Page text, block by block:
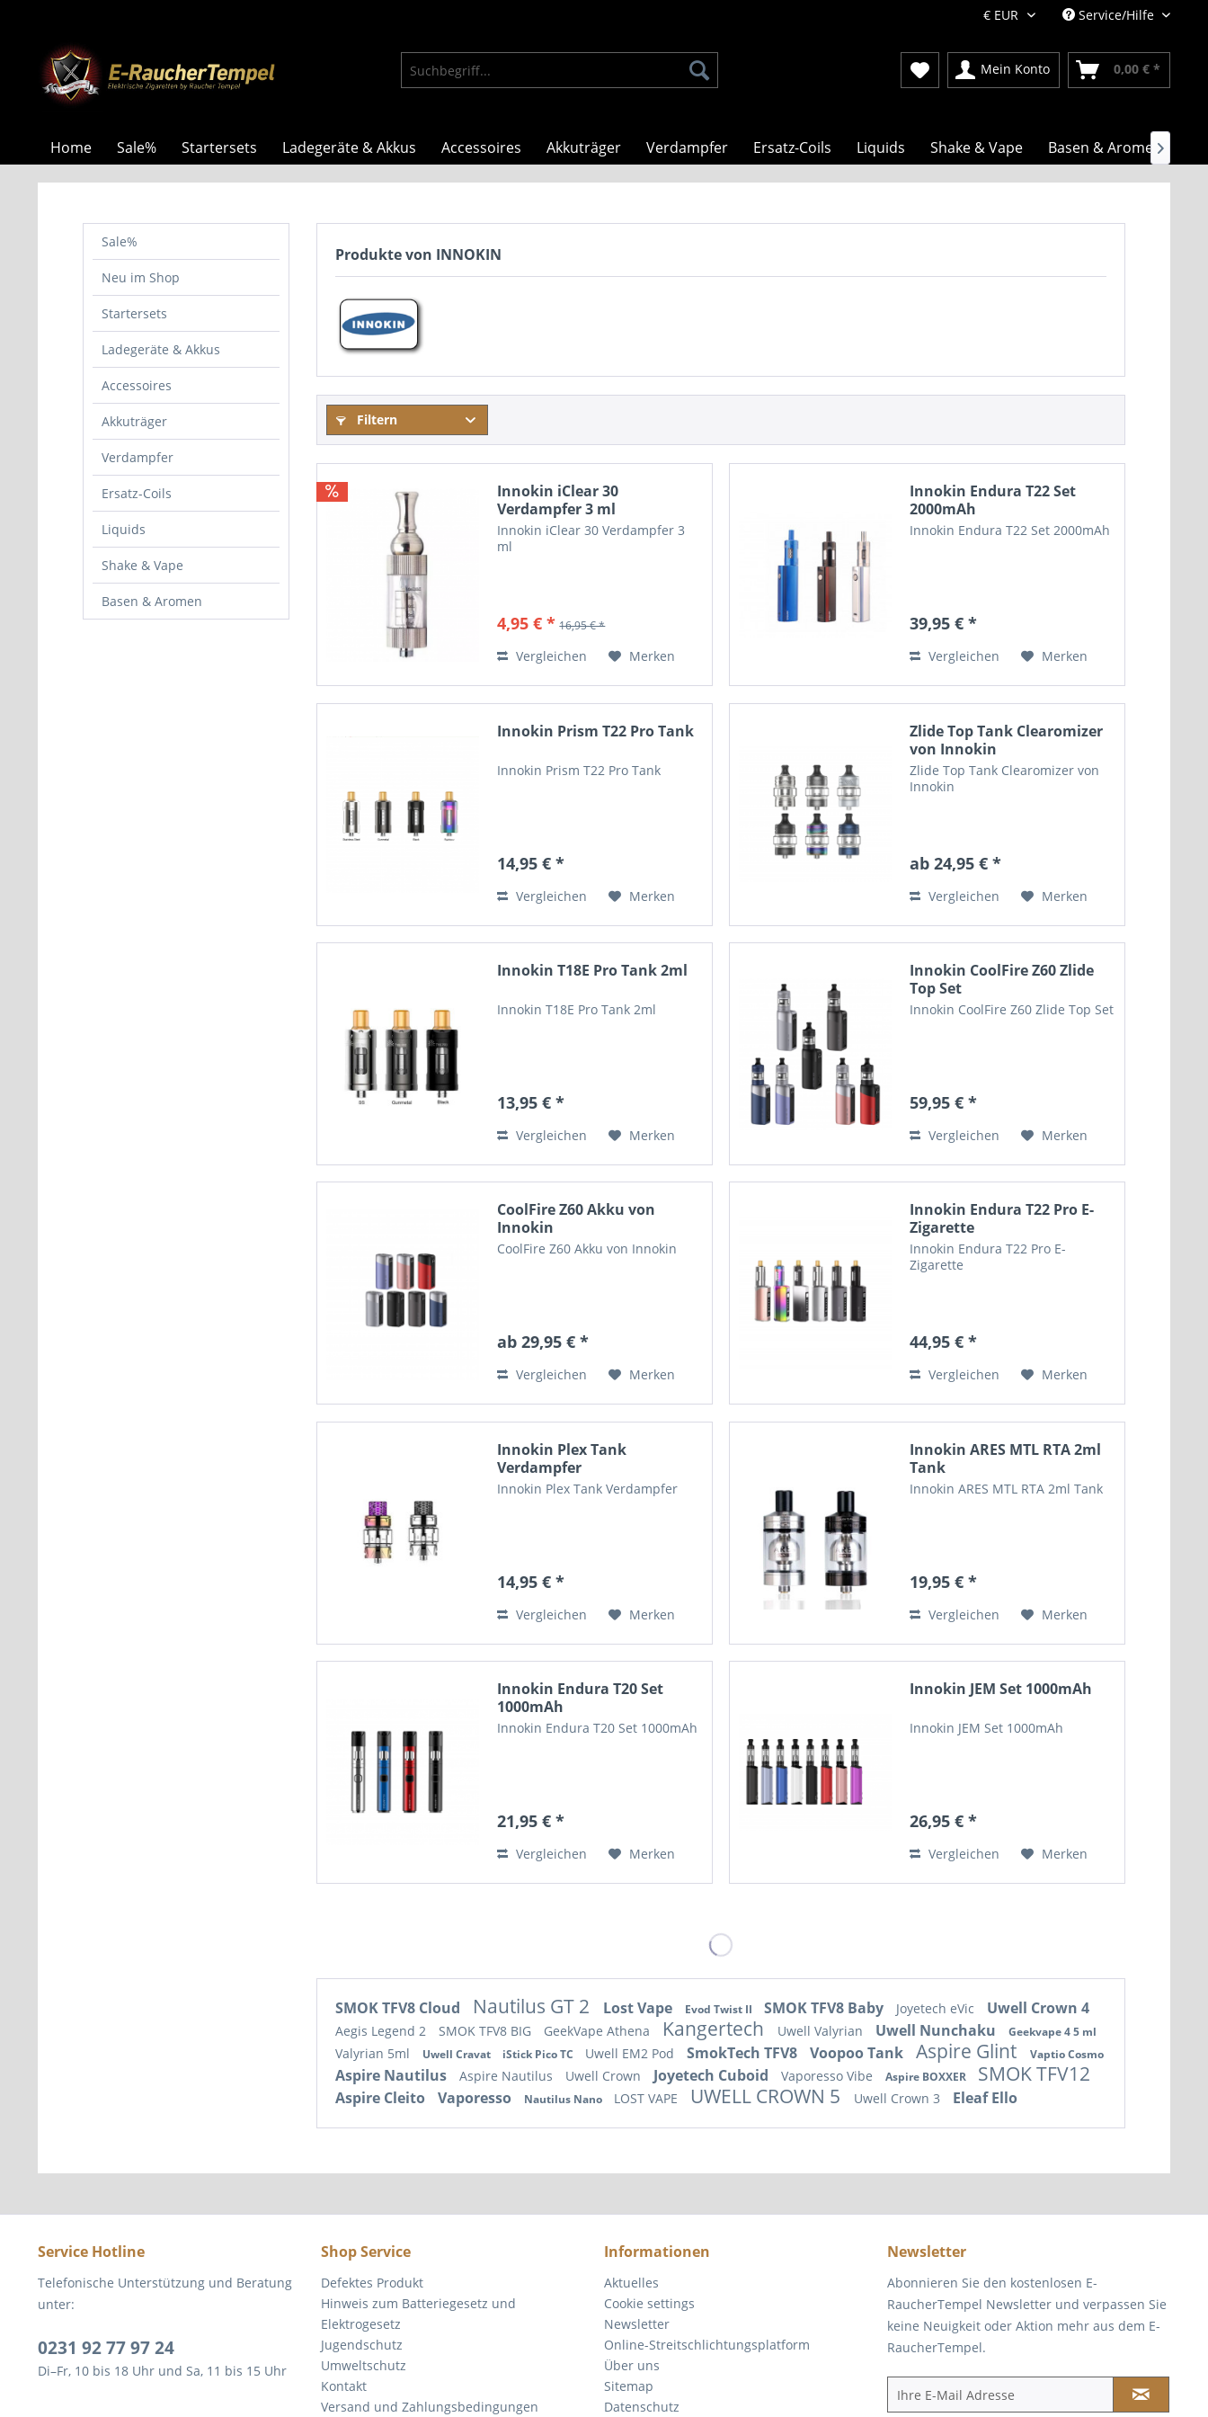
Service/Hilfe
Mein Konto 0,00 € *
Home Sale% Startersets Ladegeräte & Akkus Accessoires Akkuträger Verdampfer Ersatz-Coils Liquids Shake & Vape Basen & Aromen
Sale%
Neu im Shop
Startersets
Ladegeräte & Akkus
Accessoires
Akkuträger
Verdampfer
Ersatz-Coils
Liquids
Shake & Vape
Basen & Aromen
Produkte von INNOKIN
Filtern
Innokin iClear 30
Verdampfer 3 ml
Innokin iClear 30 Verdampfer 3
ml
4,95 € * 16,95 € *
Vergleichen Merken
Innokin Endura T22 Set
2000mAh
Innokin Endura T22 Set 2000mAh
39,95 € *
Vergleichen Merken
Innokin Prism T22 Pro Tank
Innokin Prism T22 Pro Tank
14,95 € *
Vergleichen Merken
Zlide Top Tank Clearomizer
von Innokin
Zlide Top Tank Clearomizer von
Innokin
ab 24,95 € *
Vergleichen Merken
Innokin T18E Pro Tank 2ml
Innokin T18E Pro Tank 2ml
13,95 € *
Vergleichen Merken
Innokin CoolFire Z60 Zlide
Top Set
Innokin CoolFire Z60 Zlide Top Set
59,95 € *
Vergleichen Merken
CoolFire Z60 Akku von
Innokin
CoolFire Z60 Akku von Innokin
ab 29,95 € *
Vergleichen Merken
Innokin Endura T22 Pro E-
Zigarette
Innokin Endura T22 Pro E-
Zigarette
44,95 € *
Vergleichen Merken
Innokin Plex Tank
Verdampfer
Innokin Plex Tank Verdampfer
14,95 € *
Vergleichen Merken
Innokin ARES MTL RTA 2ml
Tank
Innokin ARES MTL RTA 2ml Tank
19,95 € *
Vergleichen Merken
Innokin Endura T20 Set
1000mAh
Innokin Endura T20 Set 1000mAh
21,95 € *
Vergleichen Merken
Innokin JEM Set 1000mAh
Innokin JEM Set 1000mAh
26,95 € *
Vergleichen Merken
SMOK TFV8 Cloud Nautilus GT 2 Lost Vape Evod Twist II SMOK TFV8 Baby Joyetech eVic Uwell Crown 4
Aegis Legend 2 SMOK TFV8 BIG GeekVape Athena Kangertech Uwell Valyrian Uwell Nunchaku Geekvape 4 5 ml
Valyrian 5ml Uwell Cravat iStick Pico TC Uwell EM2 Pod SmokTech TFV8 Voopoo Tank Aspire Glint Vaptio Cosmo
Aspire Nautilus Aspire Nautilus Uwell Crown Joyetech Cuboid Vaporesso Vibe Aspire BOXXER SMOK TFV12
Aspire Cleito Vaporesso Nautilus Nano LOST VAPE UWELL CROWN 5 Uwell Crown 3 Eleaf Ello
Service Hotline
Telefonische Unterstützung und Beratung
unter:
0231 92 77 97 24
Di–Fr, 10 bis 18 Uhr und Sa, 11 bis 15 Uhr
Shop Service
Defektes Produkt
Hinweis zum Batteriegesetz und
Elektrogesetz
Jugendschutz
Umweltschutz
Kontakt
Versand und Zahlungsbedingungen
Informationen
Aktuelles
Cookie settings
Newsletter
Online-Streitschlichtungsplatform
Über uns
Sitemap
Datenschutz
Newsletter
Abonnieren Sie den kostenlosen E-
RaucherTempel Newsletter und verpassen Sie
keine Neuigkeit oder Aktion mehr aus dem E-
RaucherTempel.